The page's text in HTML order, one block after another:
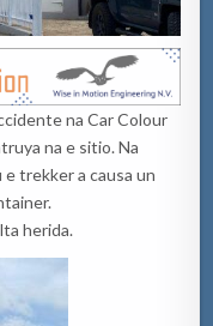
na Car Colour
na e sitio. Na
trekker a causa un
herida.